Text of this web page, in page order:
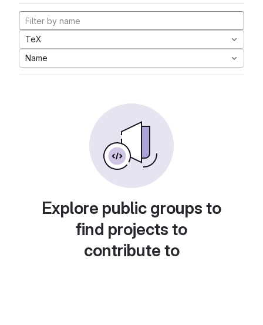
TeX
Name
Explore public groups to
find projects to
contribute to